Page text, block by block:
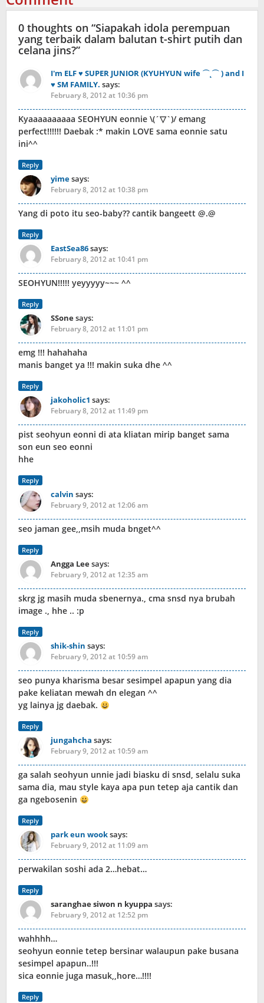
0 thoughts on “Siapakah idola perempuan
yang terbaik dalam balutan t-shirt putih dan
celana jins?”
I'm ELF ♥ SUPER JUNIOR (KYUHYUN wife ⌒˛⌒ ) and I
♥ SM FAMILY. says:
February 8, 2012 at 10:36 pm
Kyaaaaaaaaaa SEOHYUN eonnie \(´▽`)/ emang
perfect!!!!!! Daebak :* makin LOVE sama eonnie satu
ini^^
Reply
yimesays:
February 8, 2012 at 10:38 pm
Yang di poto itu seo-baby?? cantik bangeett @.@
Reply
EastSea86says:
February 8, 2012 at 10:41 pm
SEOHYUN!!!!! yeyyyyy~~~ ^^
Reply
SSonesays:
February 8, 2012 at 11:01 pm
emg !!! hahahaha
manis banget ya !!! makin suka dhe ^^
Reply
jakoholic1 says:
February 8, 2012 at 11:49 pm
pist seohyun eonni di ata kliatan mirip banget sama
son eun seo eonni
hhe
Reply
calvin says:
February 9, 2012 at 12:06 am
seo jaman gee,,msih muda bnget^^
Reply
Angga Leesays:
February 9, 2012 at 12:35 am
skrg jg masih muda sbenernya., cma snsd nya brubah
image ., hhe .. :p
Reply
shik-shin says:
February 9, 2012 at 10:59 am
seo punya kharisma besar sesimpel apapun yang dia
pake keliatan mewah dn elegan ^^
yg lainya jg daebak.
Reply
jungahcha says:
February 9, 2012 at 10:59 am
ga salah seohyun unnie jadi biasku di snsd, selalu suka
sama dia, mau style kaya apa pun tetep aja cantik dan
ga ngebosenin
Reply
park eun wooksays:
February 9, 2012 at 11:09 am
perwakilan soshi ada 2…hebat…
Reply
saranghae siwon n kyuppa says:
February 9, 2012 at 12:52 pm
wahhhh…
seohyun eonnie tetep bersinar walaupun pake busana
sesimpel apapun..!!!
sica eonnie juga masuk,,hore…!!!!
Reply